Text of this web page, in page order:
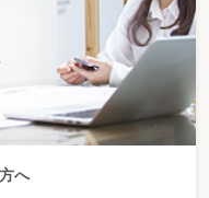
は困難である。
相手方（医師等）の歓心
を買うような行為というよ
りも学術奨励という意味合
いが強い。その具体的態様
等からしても金銭の贈答等
と同視できるような性質の
を広げて解釈したとして
へ